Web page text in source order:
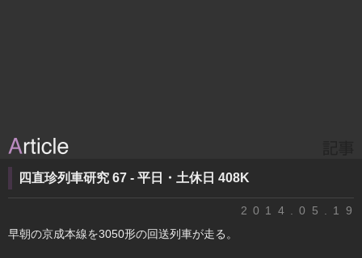
四直珍列車研究 67 - 平日・土休日 408K
2014.05.19
早朝の京成本線を3050形の回送列車が走る。